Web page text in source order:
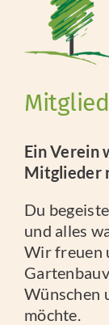
Ein Verein
Mitglieder
Du
und alles
Wir freuen
Wünschen
möchte.